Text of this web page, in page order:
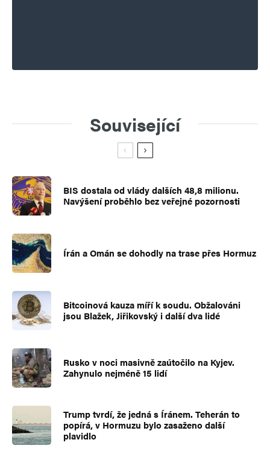
Související
BIS dostala od vlády dalších 48,8 milionu.
Navýšení proběhlo bez veřejné pozornosti
Írán a Omán se dohodly na trase přes Hormuz
Bitcoinová kauza míří k soudu. Obžalováni
jsou Blažek, Jiřikovský i další dva lidé
Rusko v noci masivně zaútočilo na Kyjev.
Zahynulo nejméně 15 lidí
Trump tvrdí, že jedná s Íránem. Teherán to
popírá, v Hormuzu bylo zasaženo další
plavidlo